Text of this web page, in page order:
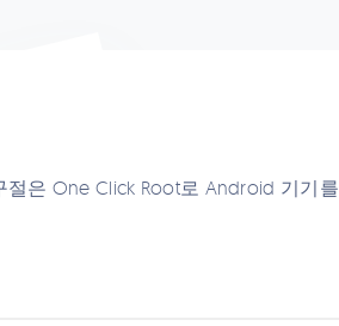
은 One Click Root로 Android 기기를